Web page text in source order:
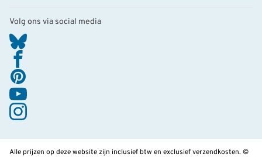
Volg ons via social media
Alle prijzen op deze website zijn inclusief btw en exclusief verzendkosten. ©